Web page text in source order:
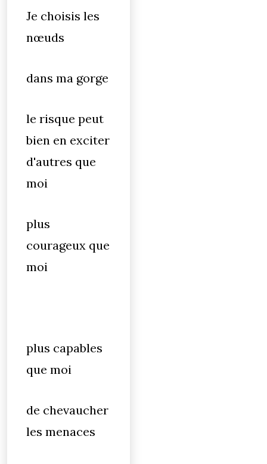
Je choisis les
nœuds
dans ma gorge
le risque peut
bien en exciter
d'autres que
moi
plus
courageux que
moi
plus capables
que moi
de chevaucher
les menaces